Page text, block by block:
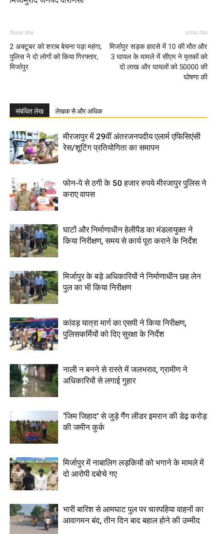
पिछला लेख
2 अक्टूबर को शराब बेचना पड़ा महंगा,
पुलिस ने दो लोगों को किया गिरफ्तार,
मिर्जापुर
अगला लेख
मिर्जापुर सड़क हादसे में 10 की मौत और
3 घायल के मामले में सीएम ने मृतकों को
दो लाख और घायलों को 50000 की
घोषणा की
संबंधित लेख लेखक से और अधिक
मीरजापुर में 29वीं अंतरजनपदीय एलार्म एफिसिएंसी
रेस/शूटिंग प्रतियोगिता का समापन
फोन-पे से ठगी के 50 हजार रुपये मीरजापुर पुलिस ने
कराए वापस
घाटों और निर्माणाधीन हेलीपैड का मंडलायुक्त ने
किया निरीक्षण, समय से कार्य पूरा कराने के निर्देश
मिर्जापुर के बड़े अधिकारियों ने निर्माणाधीन छह लेन
पुल का भी किया निरीक्षण
कांवड़ यात्रा मार्ग का एसपी ने किया निरीक्षण,
पुलिसकर्मियों को दिए सुरक्षा के निर्देश
नाली न बनने से रास्ते में जलभराव, ग्रामीण ने
अधिकारियों से लगाई गुहार
‘जिम जिहाद’ से जुड़े गैंग लीडर इमरान की डेढ़ करोड़
की जमीन कुर्क
मिर्जापुर में नाबालिग लड़कियों को भगाने के मामले में
दो आरोपी दबोचे गए
भारी बारिश से आमघाट पुल पर चारपहिया वाहनों का
आवागमन बंद, तीन दिन बाद बहाल होने की उम्मीद